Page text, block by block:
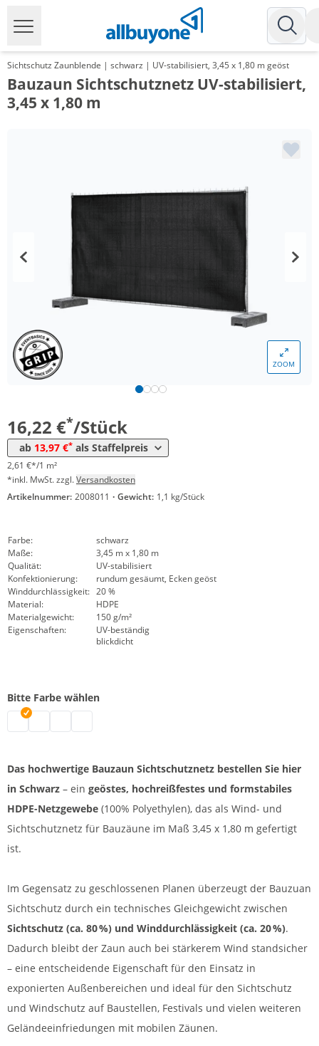
Sichtschutz Zaunblende | schwarz | UV-stabilisiert, 3,45 x 1,80 m geöst
Bauzaun Sichtschutznetz UV-stabilisiert,
3,45 x 1,80 m
ZOOM
16,22 €*/Stück
ab 13,97 €* als Staffelpreis
ab 20 Stück
ab 60 Stück 14,99 €
2,61 €*/1 m²
*inkl. MwSt. zzgl.Versandkosten
Artikelnummer: 2008011 · Gewicht: 1,1 kg/Stück
Farbe:
schwarz
Maße:
3,45 m x 1,80 m
Qualität:
UV-stabilisiert
Konfektionierung:
rundum gesäumt, Ecken geöst
Winddurchlässigkeit: 20 %
Material:
HDPE
Materialgewicht:
150 g/m²
Eigenschaften:
UV-beständig
blickdicht
Bitte Farbe wählen
Sichtschutz Zaunblende | schwarz
Bauzaun Sichtschutz UV-stabilisiert | weiß
Das hochwertige Bauzaun Sichtschutznetz bestellen Sie hier
in Schwarz – ein geöstes, hochreißfestes und formstabiles
HDPE-Netzgewebe (100% Polyethylen), das als Wind- und
Sichtschutznetz für Bauzäune im Maß 3,45 x 1,80 m gefertigt
ist.
Im Gegensatz zu geschlossenen Planen überzeugt der Bauzuan
Sichtschutz durch ein technisches Gleichgewicht zwischen
Sichtschutz (ca. 80 %) und Winddurchlässigkeit (ca. 20 %).
Dadurch bleibt der Zaun auch bei stärkerem Wind standsicher
– eine entscheidende Eigenschaft für den Einsatz in
exponierten Außenbereichen und ideal für den Sichtschutz
und Windschutz auf Baustellen, Festivals und vielen weiteren
Geländeeinfriedungen mit mobilen Zäunen.